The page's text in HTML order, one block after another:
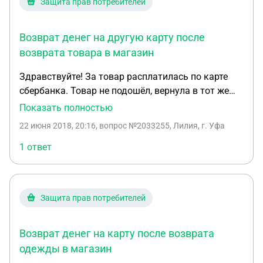
мобильному. Оператор совершил ту же операцию
моей карты ВТБ. На следующий день я посетил
отделение банка ВТБ и убедился в том, что деньги
произведён. Вот уже прошло 9 суток со дня
покупки и якобы возврата, а денег на моём счету
так и не прибавилось. Сколько дней занимает
возврат денег и что делать для того чтобы их
Возврат денег на другую карту после
возврата товара в магазин
Здравствуйте! За товар расплатилась по карте
сбербанка. Товар не подошёл, вернула в тот же
день. Продавец сделала возврат денег на карту.
банка (уралсиб). Прошло больше 3 дней. Деньги
не поступают. Как быть?
Показать полностью
22 июня 2018, 20:16, вопрос №2033255, Лилия, г. Уфа
1 ответ
Защита прав потребителей
Возврат денег на карту после возврата
одежды в магазин